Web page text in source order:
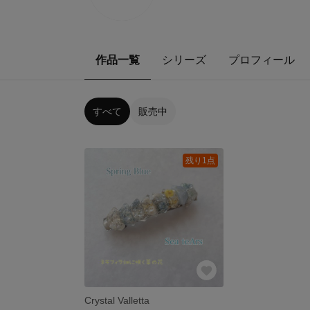
作品一覧 シリーズ プロフィール
すべて 販売中
残り1点
Crystal Valletta